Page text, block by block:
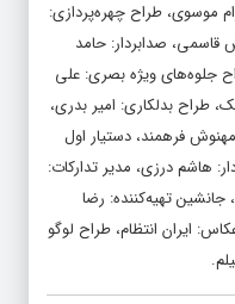
محمدحسین هوشمندی،
موسوی، طراح چهره‌پردازی:
صدابردار: حامد
جلوه‌های ویژه بصری: علی
طراح بدلکاری: امیر بدری،
فرهمند، دستیار اول
هاشم درزی، مدیر تدارکات:
تهیه‌کننده: رضا
انتظام، طراح لوگو